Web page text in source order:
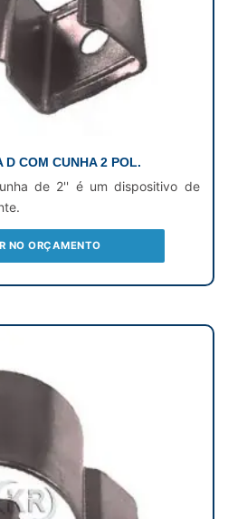
D COM CUNHA 2 POL.
de 2'' é um dispositivo de
NO ORÇAMENTO